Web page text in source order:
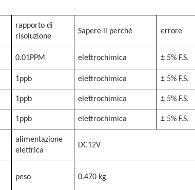
rapporto di
risoluzione
Sapere il perché errore
0.01PPM elettrochimica ± 5% F.S.
1ppb elettrochimica ± 5% F.S.
1ppb elettrochimica ± 5% F.S.
1ppb elettrochimica ± 5% F.S.
alimentazione
elettrica
DC12V
peso 0.470 kg